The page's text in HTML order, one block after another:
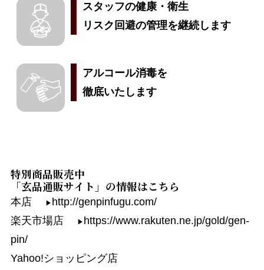
スタッフの健康・衛生
リスク回避の管理を継続します
アルコール消毒を
徹底いたします
特別商品販売中
「玄品通販サイト」の情報はこちら
本店
http://genpinfugu.com/
楽天市場店
https://www.rakuten.ne.jp/gold/gen-
pin/
Yahoo!ショッピング店